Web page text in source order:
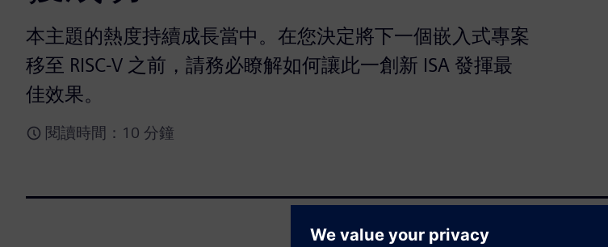
本主題的熱度持續成長當中。在您決定將下一個嵌入式專案
移至 RISC-V 之前，請務必瞭解如何讓此一創新 ISA 發揮最
佳效果。
閱讀時間：10 分鐘